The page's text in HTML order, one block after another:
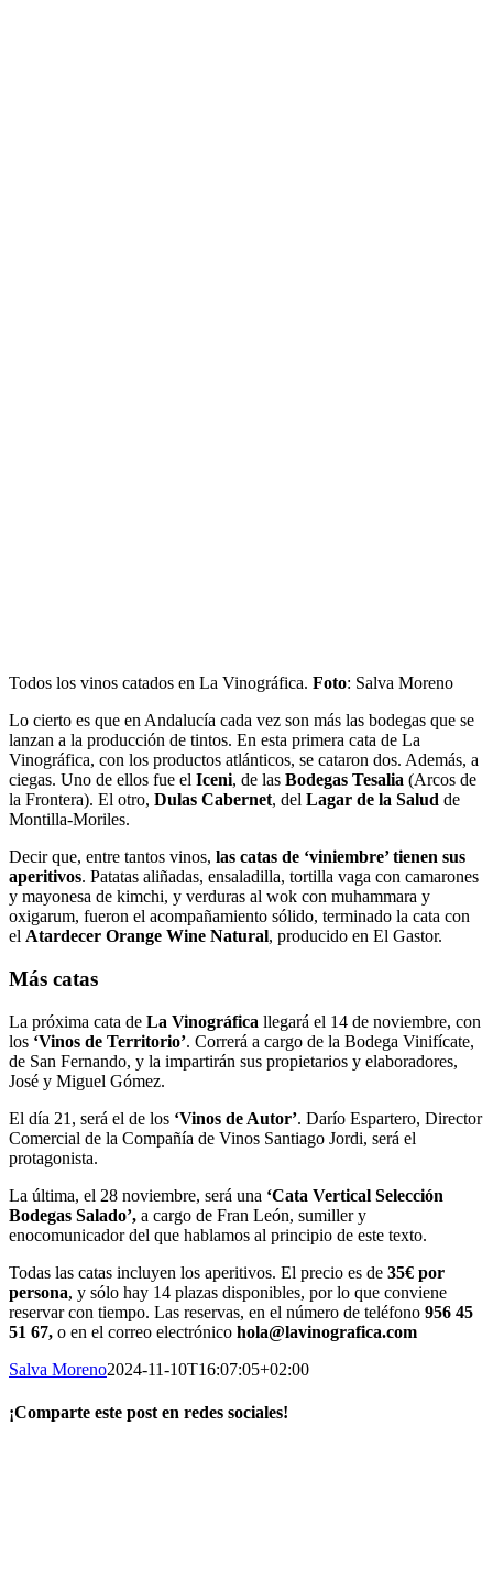
Todos los vinos catados en La Vinográfica. Foto: Salva Moreno
Lo cierto es que en Andalucía cada vez son más las bodegas que se
lanzan a la producción de tintos. En esta primera cata de La
Vinográfica, con los productos atlánticos, se cataron dos. Además, a
ciegas. Uno de ellos fue el Iceni, de las Bodegas Tesalia (Arcos de
la Frontera). El otro, Dulas Cabernet, del Lagar de la Salud de
Montilla-Moriles.
Decir que, entre tantos vinos, las catas de ‘viniembre’ tienen sus
aperitivos. Patatas aliñadas, ensaladilla, tortilla vaga con camarones
y mayonesa de kimchi, y verduras al wok con muhammara y
oxigarum, fueron el acompañamiento sólido, terminado la cata con
el Atardecer Orange Wine Natural, producido en El Gastor.
Más catas
La próxima cata de La Vinográfica llegará el 14 de noviembre, con
los ‘Vinos de Territorio’. Correrá a cargo de la Bodega Vinifícate,
de San Fernando, y la impartirán sus propietarios y elaboradores,
José y Miguel Gómez.
El día 21, será el de los ‘Vinos de Autor’. Darío Espartero, Director
Comercial de la Compañía de Vinos Santiago Jordi, será el
protagonista.
La última, el 28 noviembre, será una ‘Cata Vertical Selección
Bodegas Salado’, a cargo de Fran León, sumiller y
enocomunicador del que hablamos al principio de este texto.
Todas las catas incluyen los aperitivos. El precio es de 35€ por
persona, y sólo hay 14 plazas disponibles, por lo que conviene
reservar con tiempo. Las reservas, en el número de teléfono 956 45
51 67, o en el correo electrónico hola@lavinografica.com
Salva Moreno2024-11-10T16:07:05+02:00
¡Comparte este post en redes sociales!